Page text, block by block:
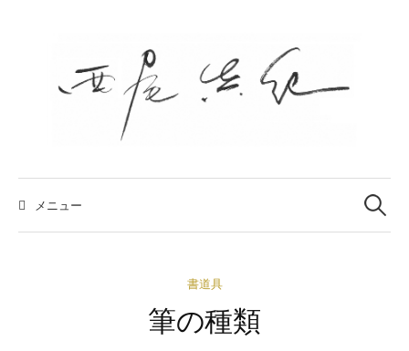
キ
ッ
プ
メニュー
検
索:
書道具
筆の種類